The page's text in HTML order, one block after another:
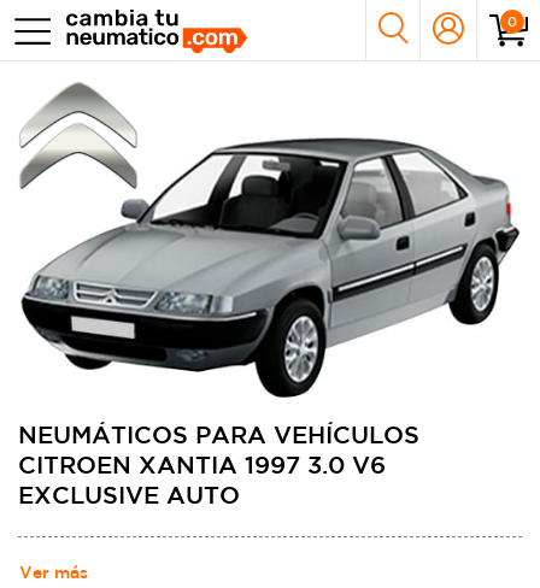
0
NEUMÁTICOS PARA VEHÍCULOS
CITROEN XANTIA 1997 3.0 V6
EXCLUSIVE AUTO
Ver más